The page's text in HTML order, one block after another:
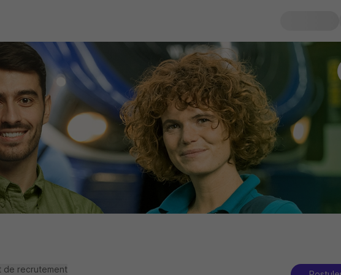
de recrutement